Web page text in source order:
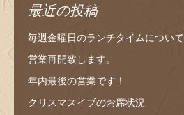
最近の投稿
毎週金曜日のランチタイムについて
営業再開致します。
年内最後の営業です！
クリスマスイブのお席状況